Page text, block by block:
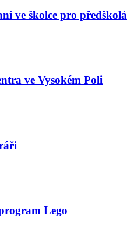
ve školce pro
ve Vysokém Poli
Lego